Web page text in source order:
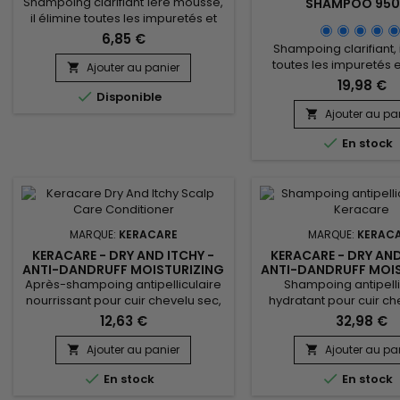
il élimine toutes les impuretés et
résidus laissés par les produits
coiffants.&nbsp; Sans sulfates, sa
formule douce est composée
d'ingrédients qui nettoient,
nourrissent et fortifient les cheveux.
6,85 €
 Ajouter au panier
 Disponible
SHAMPOO
Shampoing clarifiant,
toutes les impuretés
laissés par les
coiffants.&nbsp; Sans
formule douce est
d'ingrédients qui
nourrissent et fortifient
détoxifie les
chevelu, rafraîchit et
19,98 €
 Ajouter au
 En stock
MARQUE: KERACARE
KERACARE - DRY AND ITCHY -
ANTI-DANDRUFF MOISTURIZING
CONDITIONER
Après-shampoing antipelliculaire
nourrissant pour cuir chevelu sec,
sensible et irrité.&nbsp; KeraCare
Dry And Itchy Anti-Dandruff
Conditioner hydrate, facilite le
démêlage, renforce la structure
des cheveux, atténue les
12,63 €
 Ajouter au panier
 En stock
MARQUE:
KERACARE - DRY
ANTI-DANDRUFF
SHAMPOO
Shampoing
hydratant pour cuir
sensible et irrité.
Itchy Scalp
toutes formes
assécher le cuir
facilite le démêlage et
32,98 €
 Ajouter au
 En stock